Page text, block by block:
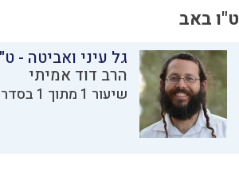
ט"ו באב
גל עיני ואביטה -
הרב דוד אמיתי
שיעור 1 מתוך 1 בסדרת